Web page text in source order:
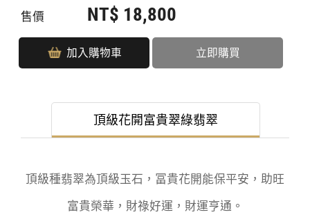
售價 NT$ 18,800
加入購物車 立即購買
頂級花開富貴翠綠翡翠
頂級種翡翠為頂級玉石，冨貴花開能保平安，助旺
富貴榮華，財祿好運，財運亨通。